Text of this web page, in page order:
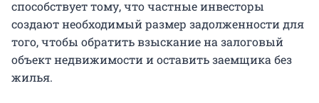
способствует тому, что частные инвесторы
создают необходимый размер задолженности для
того, чтобы обратить взыскание на залоговый
объект недвижимости и оставить заемщика без
жилья.